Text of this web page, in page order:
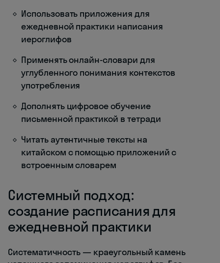
Использовать приложения для
ежедневной практики написания
иероглифов
Применять онлайн-словари для
углубленного понимания контекстов
употребления
Дополнять цифровое обучение
письменной практикой в тетради
Читать аутентичные тексты на
китайском с помощью приложений с
встроенным словарем
Системный подход:
создание расписания для
ежедневной практики
Систематичность — краеугольный камень